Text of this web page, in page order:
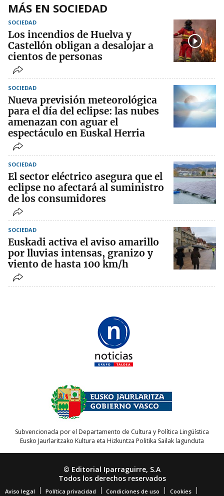
MÁS EN SOCIEDAD
SOCIEDAD
Los incendios de Huelva y
Castellón obligan a desalojar a
cientos de personas
SOCIEDAD
Nueva previsión meteorológica
para el día del eclipse: las nubes
amenazan con aguar el
espectáculo en Euskal Herria
SOCIEDAD
El sector eléctrico asegura que el
eclipse no afectará al suministro
de los consumidores
SOCIEDAD
Euskadi activa el aviso amarillo
por lluvias intensas, granizo y
viento de hasta 100 km/h
Subvencionada por el Departamento de Cultura y Política Lingüística
Eusko Jaurlaritzako Kultura eta Hizkuntza Politika Sailak lagunduta
© Editorial Iparraguirre, S.A
Todos los derechos reservados
Aviso legal Política privacidad Condiciones de uso Cookies